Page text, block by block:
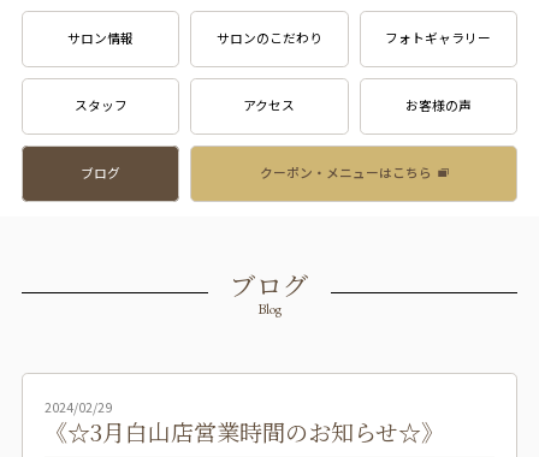
サロン情報 サロンのこだわり フォトギャラリー
スタッフ アクセス お客様の声
ブログ クーポン・メニューはこちら
ブログ
Blog
2024/02/29
《☆3月白山店営業時間のお知らせ☆》